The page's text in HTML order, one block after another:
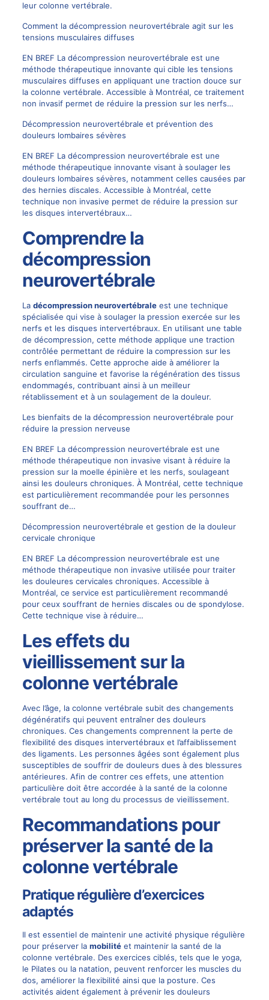
leur colonne vertébrale.
Comment la décompression neurovertébrale agit sur les
tensions musculaires diffuses
EN BREF La décompression neurovertébrale est une
méthode thérapeutique innovante qui cible les tensions
musculaires diffuses en appliquant une traction douce sur
la colonne vertébrale. Accessible à Montréal, ce traitement
non invasif permet de réduire la pression sur les nerfs…
Décompression neurovertébrale et prévention des
douleurs lombaires sévères
EN BREF La décompression neurovertébrale est une
méthode thérapeutique innovante visant à soulager les
douleurs lombaires sévères, notamment celles causées par
des hernies discales. Accessible à Montréal, cette
technique non invasive permet de réduire la pression sur
les disques intervertébraux…
Comprendre la
décompression
neurovertébrale
La décompression neurovertébraleest une technique
spécialisée qui vise à soulager la pression exercée sur les
nerfs et les disques intervertébraux. En utilisant une table
de décompression, cette méthode applique une traction
contrôlée permettant de réduire la compression sur les
nerfs enflammés. Cette approche aide à améliorer la
circulation sanguine et favorise la régénération des tissus
endommagés, contribuant ainsi à un meilleur
rétablissement et à un soulagement de la douleur.
Les bienfaits de la décompression neurovertébrale pour
réduire la pression nerveuse
EN BREF La décompression neurovertébrale est une
méthode thérapeutique non invasive visant à réduire la
pression sur la moelle épinière et les nerfs, soulageant
ainsi les douleurs chroniques. À Montréal, cette technique
est particulièrement recommandée pour les personnes
souffrant de…
Décompression neurovertébrale et gestion de la douleur
cervicale chronique
EN BREF La décompression neurovertébrale est une
méthode thérapeutique non invasive utilisée pour traiter
les douleures cervicales chroniques. Accessible à
Montréal, ce service est particulièrement recommandé
pour ceux souffrant de hernies discales ou de spondylose.
Cette technique vise à réduire…
Les effets du
vieillissement sur la
colonne vertébrale
Avec l’âge, la colonne vertébrale subit des changements
dégénératifs qui peuvent entraîner des douleurs
chroniques. Ces changements comprennent la perte de
flexibilité des disques intervertébraux et l’affaiblissement
des ligaments. Les personnes âgées sont également plus
susceptibles de souffrir de douleurs dues à des blessures
antérieures. Afin de contrer ces effets, une attention
particulière doit être accordée à la santé de la colonne
vertébrale tout au long du processus de vieillissement.
Recommandations pour
préserver la santé de la
colonne vertébrale
Pratique régulière d’exercices
adaptés
Il est essentiel de maintenir une activité physique régulière
pour préserver la mobilitéet maintenir la santé de la
colonne vertébrale. Des exercices ciblés, tels que le yoga,
le Pilates ou la natation, peuvent renforcer les muscles du
dos, améliorer la flexibilité ainsi que la posture. Ces
activités aident également à prévenir les douleurs